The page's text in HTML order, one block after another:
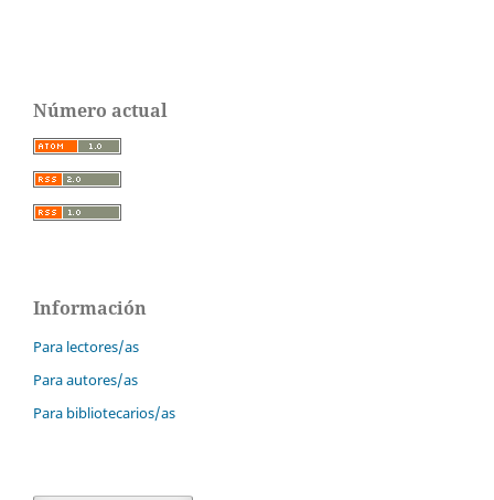
Número actual
Información
Para lectores/as
Para autores/as
Para bibliotecarios/as